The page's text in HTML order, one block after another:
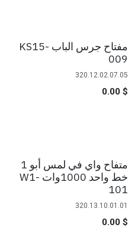
مفتاح جرس الباب KS15-
009
320.12.02.07.05
$
0.00
متفاح واي في لمس أبو 1
خط واحد 1000وات W1-
101
320.13.10.01.01
$
0.00